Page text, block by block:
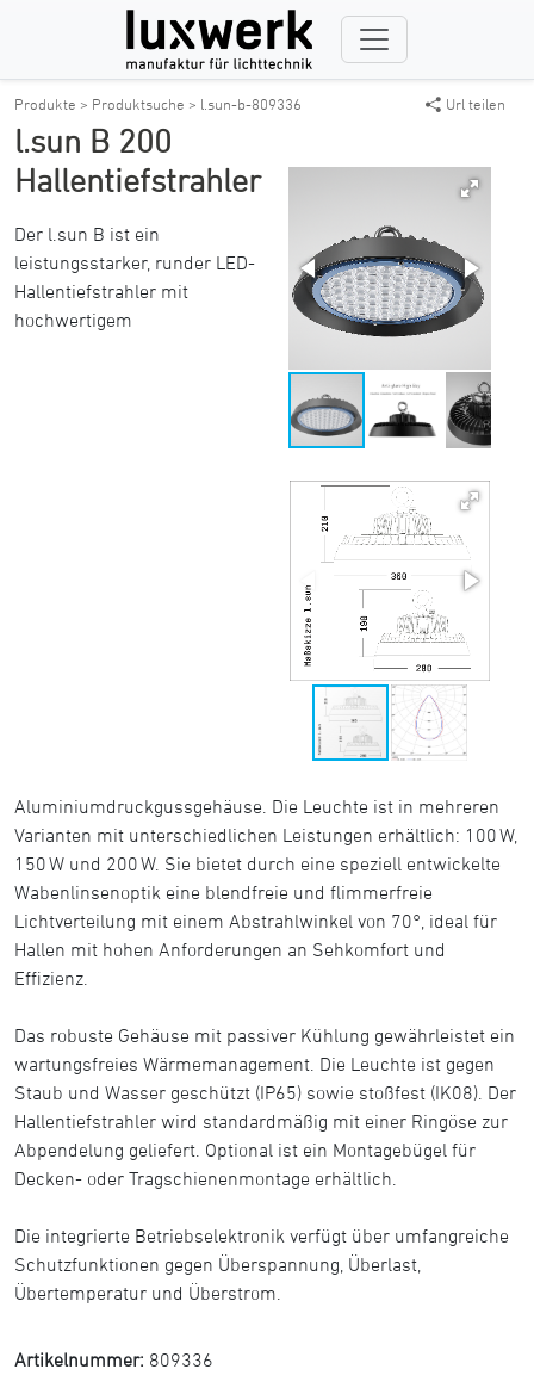
Produkte > Produktsuche > l.sun-b-809336 Url teilen
l.sun B 200
Hallentiefstrahler
Der l.sun B ist ein
leistungsstarker, runder LED-
Hallentiefstrahler mit
hochwertigem
Aluminiumdruckgussgehäuse. Die Leuchte ist in mehreren
Varianten mit unterschiedlichen Leistungen erhältlich: 100 W,
150 W und 200 W. Sie bietet durch eine speziell entwickelte
Wabenlinsenoptik eine blendfreie und flimmerfreie
Lichtverteilung mit einem Abstrahlwinkel von 70°, ideal für
Hallen mit hohen Anforderungen an Sehkomfort und
Effizienz.
Das robuste Gehäuse mit passiver Kühlung gewährleistet ein
wartungsfreies Wärmemanagement. Die Leuchte ist gegen
Staub und Wasser geschützt (IP65) sowie stoßfest (IK08). Der
Hallentiefstrahler wird standardmäßig mit einer Ringöse zur
Abpendelung geliefert. Optional ist ein Montagebügel für
Decken- oder Tragschienenmontage erhältlich.
Die integrierte Betriebselektronik verfügt über umfangreiche
Schutzfunktionen gegen Überspannung, Überlast,
Übertemperatur und Überstrom.
Artikelnummer: 809336